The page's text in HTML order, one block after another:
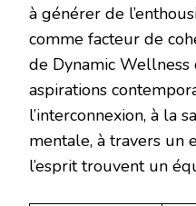
à générer de
comme facteur de
de Dynamic
aspirations
l’interconnexion, à la
mentale, à travers un
l’esprit trouvent un